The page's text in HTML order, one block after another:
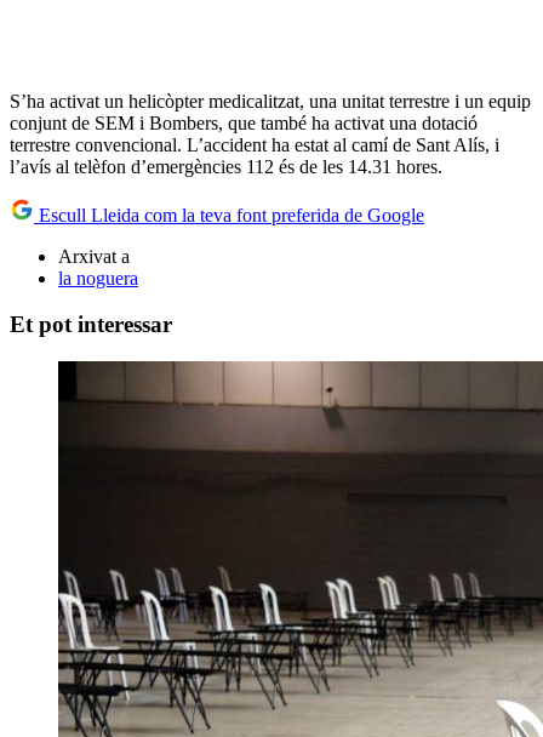
S’ha activat un helicòpter medicalitzat, una unitat terrestre i un equip
conjunt de SEM i Bombers, que també ha activat una dotació
terrestre convencional. L’accident ha estat al camí de Sant Alís, i
l’avís al telèfon d’emergències 112 és de les 14.31 hores.
Escull Lleida com la teva font preferida de Google
Arxivat a
la noguera
Et pot interessar